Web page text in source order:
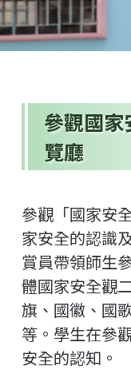
參觀國家
覽廳
參觀「國家安
家安全的認識
賞員帶領師生
體國家安全觀
旗、國徽、國
等。學生在參
安全的認知。